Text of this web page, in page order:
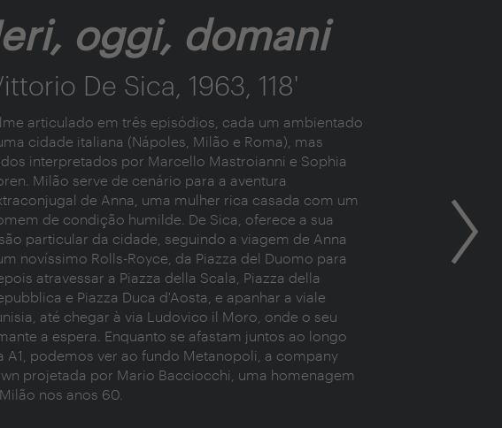
oggi, domani
De Sica, 1963, 118'
articulado em três episódios, cada um ambientado
cidade italiana (Nápoles, Milão e Roma), mas
interpretados por Marcello Mastroianni e Sophia
Milão serve de cenário para a aventura
de Anna, uma mulher rica casada com um
de condição humilde. De Sica, oferece a sua
particular da cidade, seguindo a viagem de Anna
novíssimo Rolls-Royce, da Piazza del Duomo para
atravessar a Piazza della Scala, Piazza della
e Piazza Duca d'Aosta, e apanhar a viale
até chegar à via Ludovico il Moro, onde o seu
a espera. Enquanto se afastam juntos ao longo
A1, podemos ver ao fundo Metanopoli, a company
projetada por Mario Bacciocchi, uma homenagem
nos anos 60.